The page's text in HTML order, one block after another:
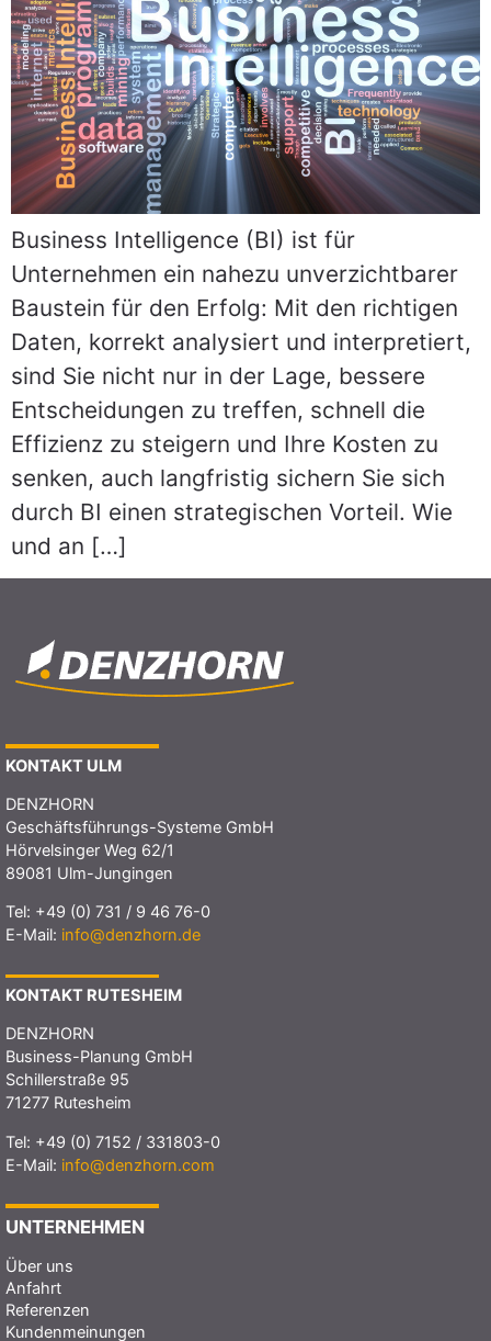
Business Intelligence (BI) ist für
Unternehmen ein nahezu unverzichtbarer
Baustein für den Erfolg: Mit den richtigen
Daten, korrekt analysiert und interpretiert,
sind Sie nicht nur in der Lage, bessere
Entscheidungen zu treffen, schnell die
Effizienz zu steigern und Ihre Kosten zu
senken, auch langfristig sichern Sie sich
durch BI einen strategischen Vorteil. Wie
und an […]
KONTAKT ULM
DENZHORN
Geschäftsführungs-Systeme GmbH
Hörvelsinger Weg 62/1
89081 Ulm-Jungingen
Tel: +49 (0) 731 / 9 46 76-0
E-Mail: info@denzhorn.de
KONTAKT RUTESHEIM
DENZHORN
Business-Planung GmbH
Schillerstraße 95
71277 Rutesheim
Tel: +49 (0) 7152 / 331803-0
E-Mail: info@denzhorn.com
UNTERNEHMEN
Über uns
Anfahrt
Referenzen
Kundenmeinungen